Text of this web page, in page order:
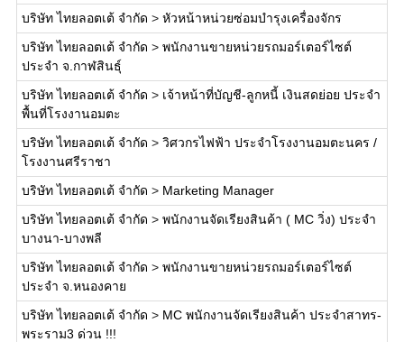
บริษัท ไทยลอตเต้ จำกัด > หัวหน้าหน่วยซ่อมบำรุงเครื่องจักร
บริษัท ไทยลอตเต้ จำกัด > พนักงานขายหน่วยรถมอร์เตอร์ไซต์
ประจำ จ.กาฬสินธุ์
บริษัท ไทยลอตเต้ จำกัด > เจ้าหน้าที่บัญชี-ลูกหนี้ เงินสดย่อย ประจำ
พื้นที่โรงงานอมตะ
บริษัท ไทยลอตเต้ จำกัด > วิศวกรไฟฟ้า ประจำโรงงานอมตะนคร /
โรงงานศรีราชา
บริษัท ไทยลอตเต้ จำกัด > Marketing Manager
บริษัท ไทยลอตเต้ จำกัด > พนักงานจัดเรียงสินค้า ( MC วิ่ง) ประจำ
บางนา-บางพลี
บริษัท ไทยลอตเต้ จำกัด > พนักงานขายหน่วยรถมอร์เตอร์ไซต์
ประจำ จ.หนองคาย
บริษัท ไทยลอตเต้ จำกัด > MC พนักงานจัดเรียงสินค้า ประจำสาทร-
พระราม3 ด่วน !!!